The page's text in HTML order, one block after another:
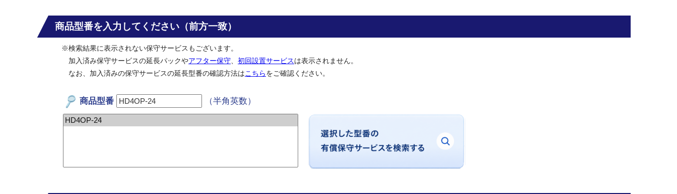
商品型番を入力してください（前方一致）
※検索結果に表示されない保守サービスもございます。
加入済み保守サービスの延長パックやアフター保守 初回設置サービスは表示されません。
なお、加入済みの保守サービスの延長型番の確認方法はこちらをご確認ください。
商品型番 （半角英数）